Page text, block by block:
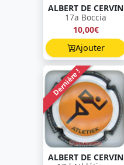
ALBERT DE CERVIN
17a Boccia
10,00€
Ajouter
Dernière !
ALBERT DE CERVIN